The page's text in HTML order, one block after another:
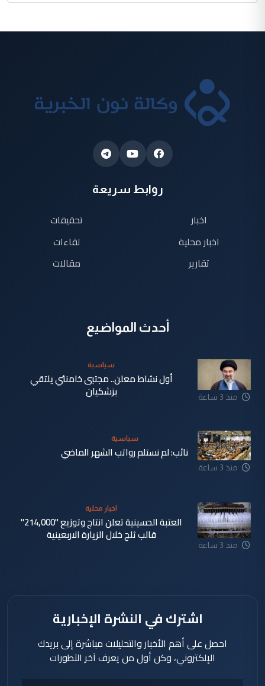
روابط سريعة
اخبار
اخبار محلية
تقارير
تحقيقات
لقاءات
مقالات
أحدث المواضيع
منذ 3 ساعة
سياسية
أول نشاط معلن.. مجتبى خامنئي يلتقي
بزشكيان
منذ 3 ساعة
سياسية
نائب: لم نستلم رواتب الشهر الماضي
منذ 3 ساعة
اخبار محلية
العتبة الحسينية تعلن انتاج وتوزيع "214,000"
قالب ثلج خلال الزيارة الاربعينية
اشترك في النشرة الإخبارية
احصل على أهم الأخبار والتحليلات مباشرة إلى بريدك
الإلكتروني، وكن أول من يعرف آخر التطورات